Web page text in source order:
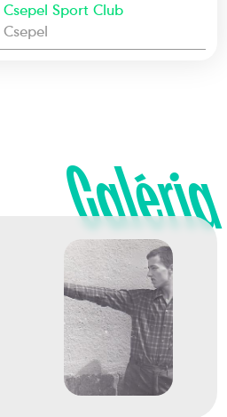
Csepel Sport Club
Csepel
Galéria